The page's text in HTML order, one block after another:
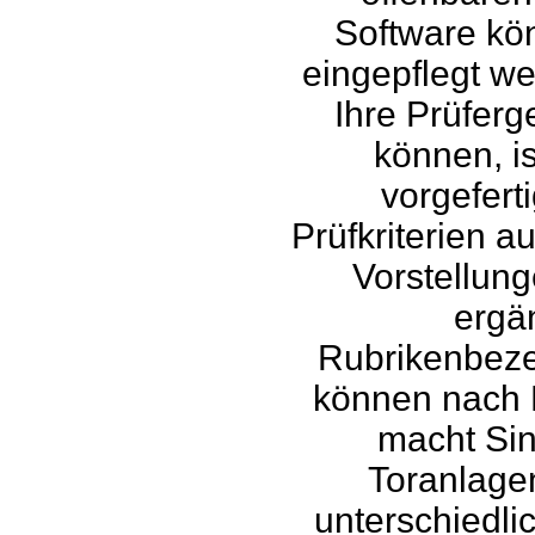
Software
eingepflegt
Ihre
können,
Prüfkriterien
können nach
macht